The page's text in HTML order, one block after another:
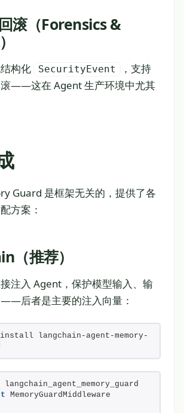
滚（Forensics &
构化 SecurityEvent
，支持
滚——这在 Agent 生产环境中尤其
Guard 是框架无关的，提供了各
方案：
（推荐）
注入 Agent，保护模型输入、输
——后者是主要的注入向量：
langchain-agent-memory-
MemoryGuardMiddleware